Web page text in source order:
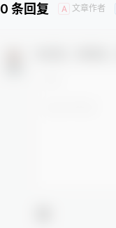
0 条回复 A 文章作者